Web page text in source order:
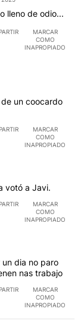
lleno de odio...
MARCAR
COMO
INAPROPIADO
un coocardo
MARCAR
COMO
INAPROPIADO
votó a Javi.
MARCAR
COMO
INAPROPIADO
dia no paro
nas trabajo
MARCAR
COMO
INAPROPIADO